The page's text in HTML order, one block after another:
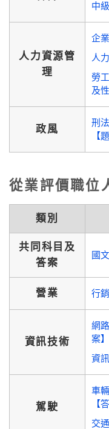
中
人力資源管
理
企
人
勞
及
政風
刑
【
從業評價職位
類別
共同科目及
答案
國
營業 行
資訊技術
網
案】
資
駕駛
車
【
交